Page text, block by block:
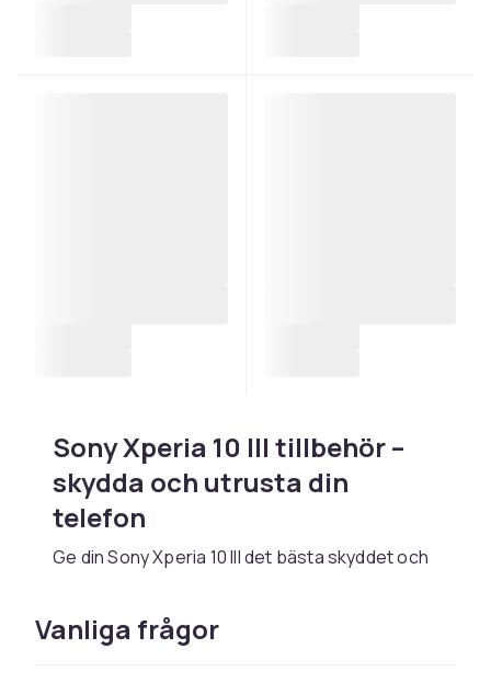
Sony Xperia 10 III tillbehör –
skydda och utrusta din
telefon
Ge din Sony Xperia 10 III det bästa skyddet och
Sony Xperia 10 III perfekt.
Vanliga frågor